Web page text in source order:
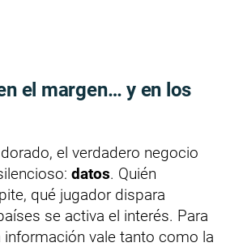
el margen… y en los
el verdadero negocio
datos. Quién
qué jugador dispara
se activa el interés. Para
información vale tanto como la